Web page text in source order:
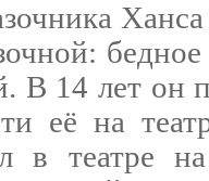
В 14 лет он
её на
в театре